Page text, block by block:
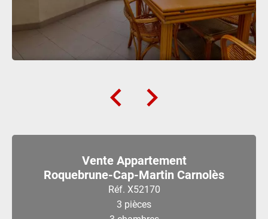
Vente Appartement
Roquebrune-Cap-Martin Carnolès
Réf. X52170
3 pièces